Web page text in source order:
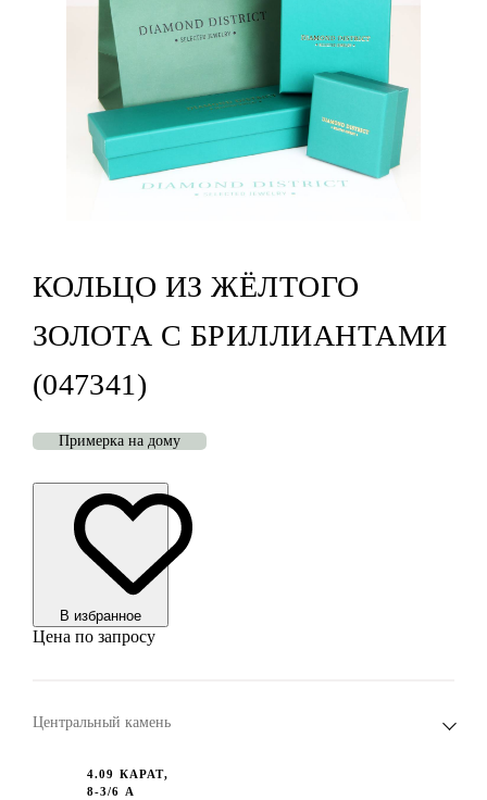
КОЛЬЦО ИЗ ЖЁЛТОГО
ЗОЛОТА С БРИЛЛИАНТАМИ
(047341)
Примерка на дому
В избранноe
Цена по запросу
Центральный камень
4.09 КАРАТ,
8-3/6 А